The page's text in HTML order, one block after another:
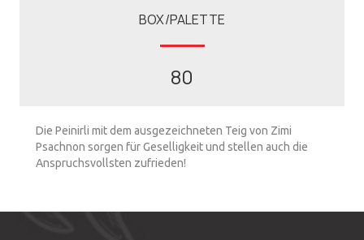
BOX/PALETTE
80
Die Peinirli mit dem ausgezeichneten Teig von Zimi
Psachnon sorgen für Geselligkeit und stellen auch die
Anspruchsvollsten zufrieden!